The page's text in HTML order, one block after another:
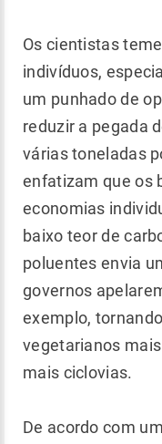
Os cientistas
indivíduos,
um punhado de
reduzir a pegada
várias toneladas
enfatizam que os
economias
baixo teor de
poluentes envia
governos
exemplo,
vegetarianos
mais ciclovias.
De acordo com